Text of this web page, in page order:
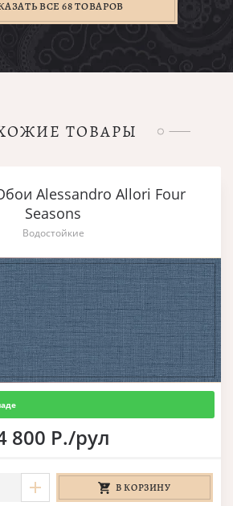
ВСЕ 68 ТОВАРОВ
ТОВАРЫ
Alessandro Allori Four
Seasons
Водостойкие
800 Р./рул
В КОРЗИНУ